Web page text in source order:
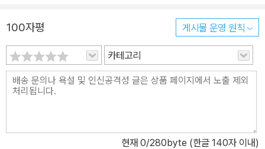
의 방향성을 고민하는 많은 분에게 오모테나시 접객은 좋은 재료가
다. 우리가 지금, 깊이 읽어야 할 주제를 다룬다. 단순한 사실 전달을
넘어 새로운 관점과 해석을 제시하고 사유의 운동을 촉진한다. 현실
과 밀착한 지식, 지혜로운 정보를 지향한다.
100자평 게시물 운영 원칙
카테고리
현재 0/280byte (한글 140자 이내)